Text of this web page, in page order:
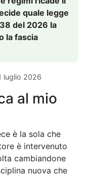
quale legge
del 2026 la
la fascia
luglio 2026
al mio
è la sola che
è intervenuto
cambiandone
nuova che